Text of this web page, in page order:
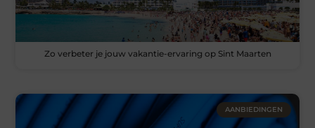
Zo verbeter je jouw vakantie-ervaring op Sint Maarten
AANBIEDINGEN